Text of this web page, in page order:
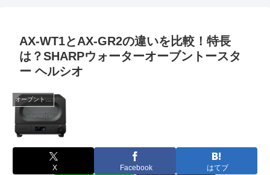
AX-WT1とAX-GR2の違いを比較！特長
は？SHARPウォーターオーブントースタ
ー ヘルシオ
オーブントースター
X Facebook はてブ